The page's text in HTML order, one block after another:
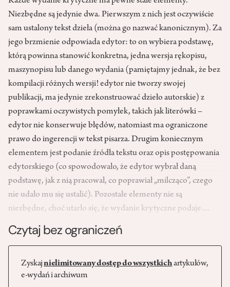
Niezbędne są jedynie dwa. Pierwszym z nich jest oczywiście
sam ustalony tekst dzieła (można go nazwać kanonicznym). Za
jego brzmienie odpowiada edytor: to on wybiera podstawę,
którą powinna stanowić konkretna, jedna wersja rękopisu,
maszynopisu lub danego wydania (pamiętajmy jednak, że bez
kompilacji różnych wersji! edytor nie tworzy swojej
publikacji, ma jedynie zrekonstruować dzieło autorskie) z
poprawkami oczywistych pomyłek, takich jak literówki –
edytor nie konserwuje błędów, natomiast ma ograniczone
prawo do ingerencji w tekst pisarza. Drugim koniecznym
elementem jest podanie źródła tekstu oraz opis postępowania
edytorskiego (co spowodowało, że edytor wybrał daną
podstawę, jak z nią pracował, co poprawiał „milcząco”, czego
nie udało mu się ustalić). Pozostałe elementy nie są
niezbędne, choć utarło się, że wydanie krytyczne podaje…
Czytaj bez ograniczeń
Zyskajnielimitowany dostęp do wszystkichartykułów,
e-wydań i archiwum